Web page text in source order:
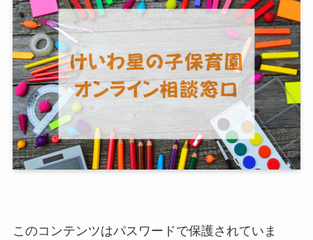
このコンテンツはパスワードで保護されていま